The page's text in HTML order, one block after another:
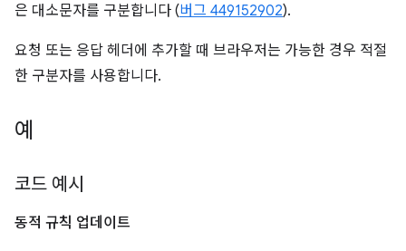
은 대소문자를 구분합니다 (버그 449152902).
요청 또는 응답 헤더에 추가할 때 브라우저는 가능한 경우 적절
한 구분자를 사용합니다.
예
코드 예시
동적 규칙 업데이트